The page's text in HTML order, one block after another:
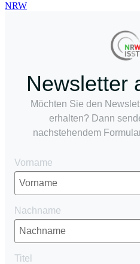
Newsletter
Möchten Sie den
erhalten? Dann
nachstehendem
Vorname
Nachname
Titel